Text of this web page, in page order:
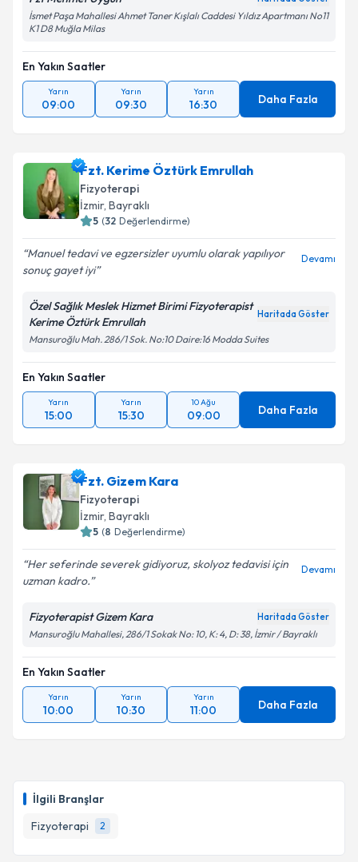
İlgili Branşlar
Fizyoterapi
2
İsmet Paşa Mahallesi Ahmet Taner Kışlalı Caddesi Yıldız Apartmanı No11
K1 D8 Muğla Milas
En Yakın Saatler
Yarın
09:00
Yarın
09:30
Yarın
16:30 Daha Fazla
Fzt. Kerime Öztürk Emrullah
Fizyoterapi
İzmir, Bayraklı
5 (32 Değerlendirme)
Manuel tedavi ve egzersizler uyumlu olarak yapılıyor
sonuç gayet iyi
Devamı
Özel Sağlık Meslek Hizmet Birimi Fizyoterapist
Kerime Öztürk Emrullah
Haritada Göster
Mansuroğlu Mah. 286/1 Sok. No:10 Daire:16 Modda Suites
En Yakın Saatler
Yarın
15:00
Yarın
15:30
10 Ağu
09:00 Daha Fazla
Fzt. Gizem Kara
Fizyoterapi
İzmir, Bayraklı
5 (8 Değerlendirme)
Her seferinde severek gidiyoruz, skolyoz tedavisi için
uzman kadro.
Devamı
Fizyoterapist Gizem Kara Haritada Göster
Mansuroğlu Mahallesi, 286/1 Sokak No: 10, K: 4, D: 38, İzmir / Bayraklı
En Yakın Saatler
Yarın
10:00
Yarın
10:30
Yarın
11:00 Daha Fazla